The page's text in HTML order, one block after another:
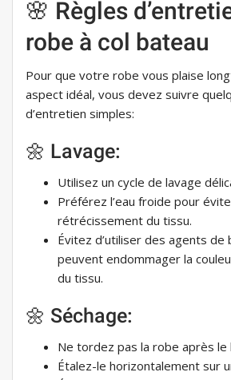
🌸 Règles
robe à col bateau
Pour que votre robe vous plaise
aspect idéal, vous devez suivre
d’entretien simples:
🌼 Lavage:
Utilisez un cycle de lavage
Préférez l’eau froide pour
rétrécissement du tissu.
Évitez d’utiliser des agents de
peuvent endommager la
du tissu.
🌼 Séchage:
Ne tordez pas la robe après le
Étalez-le horizontalement sur